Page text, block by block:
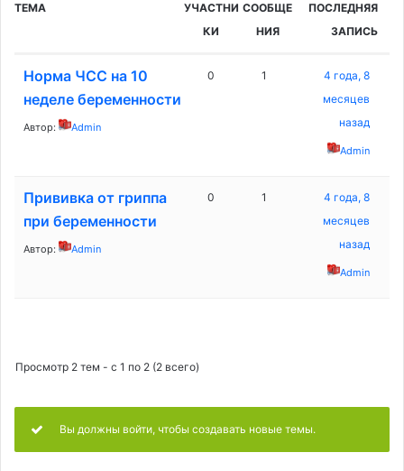
ТЕМА
УЧАСТНИ
КИ
СООБЩЕ
НИЯ
ПОСЛЕДНЯЯ
ЗАПИСЬ
Норма ЧСС на 10
неделе беременности
Автор: Admin
0 1
4 года, 8
месяцев
назад
Admin
Прививка от гриппа
при беременности
Автор: Admin
0 1
4 года, 8
месяцев
назад
Admin
Просмотр 2 тем - с 1 по 2 (2 всего)
Вы должны войти, чтобы создавать новые темы.